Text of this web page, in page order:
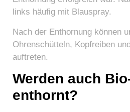
links häufig mit Blauspray.
Nach der Enthornung können
Ohrenschütteln, Kopfreiben
auftreten.
Werden auch
enthornt?